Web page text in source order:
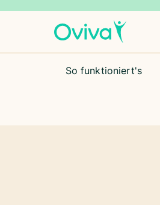
So funktioniert's